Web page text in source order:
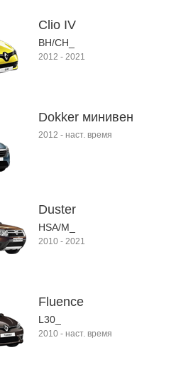
Clio IV
BH/CH_
2012 - 2021
Dokker минивен
2012 - наст. время
Duster
HSA/M_
2010 - 2021
Fluence
L30_
2010 - наст. время